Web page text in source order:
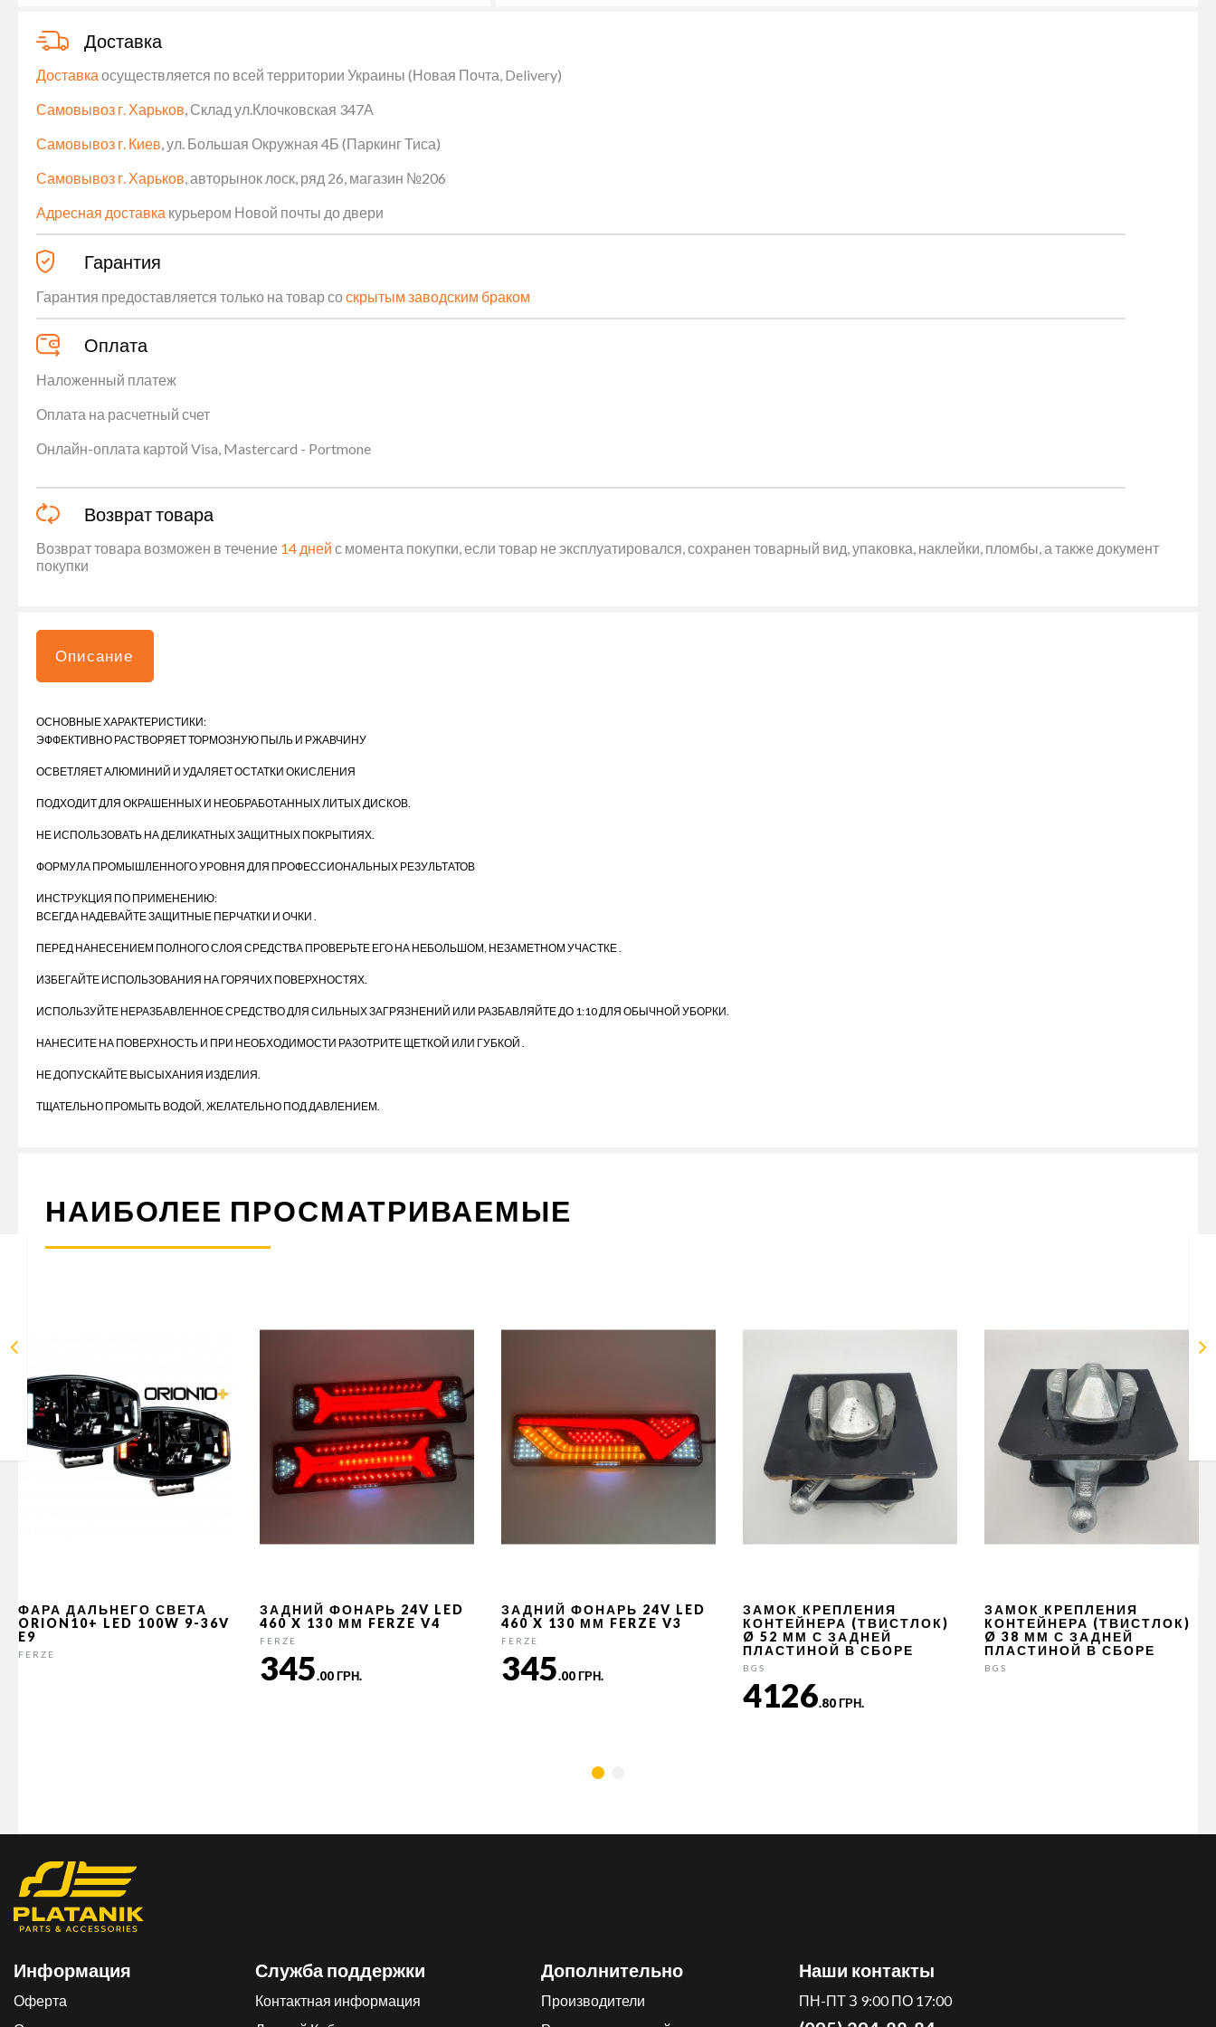
Доставка
Доставка осуществляется по всей территории Украины (Новая Почта, Delivery)
Самовывоз г. Харьков , Склад ул.Клочковская 347А
Самовывоз г. Киев , ул. Большая Окружная 4Б (Паркинг Тиса)
Самовывоз г. Харьков , авторынок лоск, ряд 26, магазин №206
Адресная доставка курьером Новой почты до двери
Гарантия
Гарантия предоставляется только на товар соскрытым заводским браком
Оплата
Наложенный платеж
Оплата на расчетный счет
Онлайн-оплата картой Visa, Mastercard - Portmone
Возврат товара
Возврат товара возможен в течение 14 дней с момента покупки, если товар не эксплуатировался, сохранен товарный вид, упаковка, наклейки, пломбы, а также документ
покупки
Описание
ОСНОВНЫЕ ХАРАКТЕРИСТИКИ:
ЭФФЕКТИВНО РАСТВОРЯЕТ ТОРМОЗНУЮ ПЫЛЬ И РЖАВЧИНУ
ОСВЕТЛЯЕТ АЛЮМИНИЙ И УДАЛЯЕТ ОСТАТКИ ОКИСЛЕНИЯ
ПОДХОДИТ ДЛЯ ОКРАШЕННЫХ И НЕОБРАБОТАННЫХ ЛИТЫХ ДИСКОВ.
НЕ ИСПОЛЬЗОВАТЬ НА ДЕЛИКАТНЫХ ЗАЩИТНЫХ ПОКРЫТИЯХ.
ФОРМУЛА ПРОМЫШЛЕННОГО УРОВНЯ ДЛЯ ПРОФЕССИОНАЛЬНЫХ РЕЗУЛЬТАТОВ
ИНСТРУКЦИЯ ПО ПРИМЕНЕНИЮ:
ВСЕГДА НАДЕВАЙТЕ ЗАЩИТНЫЕ ПЕРЧАТКИ И ОЧКИ .
ПЕРЕД НАНЕСЕНИЕМ ПОЛНОГО СЛОЯ СРЕДСТВА ПРОВЕРЬТЕ ЕГО НА НЕБОЛЬШОМ, НЕЗАМЕТНОМ УЧАСТКЕ .
ИЗБЕГАЙТЕ ИСПОЛЬЗОВАНИЯ НА ГОРЯЧИХ ПОВЕРХНОСТЯХ.
ИСПОЛЬЗУЙТЕ НЕРАЗБАВЛЕННОЕ СРЕДСТВО ДЛЯ СИЛЬНЫХ ЗАГРЯЗНЕНИЙ ИЛИ РАЗБАВЛЯЙТЕ ДО 1:10 ДЛЯ ОБЫЧНОЙ УБОРКИ.
НАНЕСИТЕ НА ПОВЕРХНОСТЬ И ПРИ НЕОБХОДИМОСТИ РАЗОТРИТЕ ЩЕТКОЙ ИЛИ ГУБКОЙ .
НЕ ДОПУСКАЙТЕ ВЫСЫХАНИЯ ИЗДЕЛИЯ.
ТЩАТЕЛЬНО ПРОМЫТЬ ВОДОЙ, ЖЕЛАТЕЛЬНО ПОД ДАВЛЕНИЕМ.
НАИБОЛЕЕ ПРОСМАТРИВАЕМЫЕ
ФАРА ДАЛЬНЕГО СВЕТА
ORION10+ LED 100W 9-36V
E9
FERZE
ЗАДНИЙ ФОНАРЬ 24V LED
460 X 130 ММ FERZE V4
FERZE
345.00 ГРН.
ЗАДНИЙ ФОНАРЬ 24V LED
460 X 130 ММ FERZE V3
FERZE
345.00 ГРН.
ЗАМОК КРЕПЛЕНИЯ
КОНТЕЙНЕРА (ТВИСТЛОК)
Ø 52 ММ С ЗАДНЕЙ
ПЛАСТИНОЙ В СБОРЕ
BGS
4126.80 ГРН.
ЗАМОК КРЕПЛЕНИЯ
КОНТЕЙНЕРА (ТВИСТЛОК)
Ø 38 ММ С ЗАДНЕЙ
ПЛАСТИНОЙ В СБОРЕ
BGS
Информация
Оферта
Служба поддержки
Контактная информация
Дополнительно
Производители
Наши контакты
ПН-ПТ З 9:00 ПО 17:00